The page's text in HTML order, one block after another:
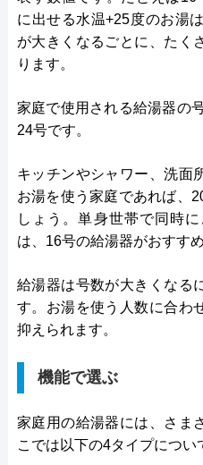
に出せる水温+25度のお湯
が大きくなるごとに、たく
ります。
家庭で使用される給湯器の
24号です。
キッチンやシャワー、洗面
お湯を使う家庭であれば、
しょう。単身世帯で同時
は、16号の給湯器がおすすめ
給湯器は号数が大きくなる
す。お湯を使う人数に合わ
抑えられます。
機能で選ぶ
家庭用の給湯器には、さま
こでは以下の4タイプについ